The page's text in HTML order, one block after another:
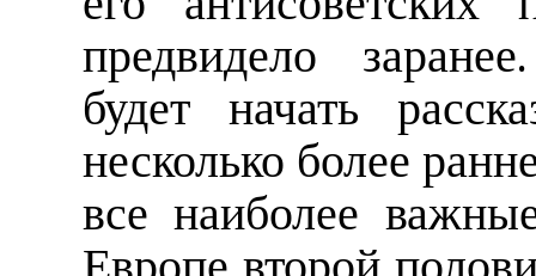
предвидело
будет начать
несколько более
все наиболее